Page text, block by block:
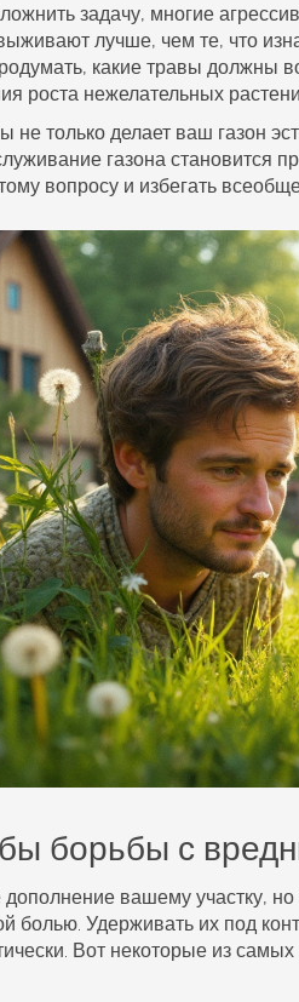
задачу, многие
лучше, чем те, что
какие травы должны
роста нежелательных
не только делает ваш газон
газона становится
вопросу и избегать
борьбы с
вашему участку,
болью. Удерживать их под
Вот некоторые из